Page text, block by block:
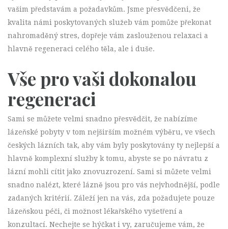
vašim představám a požadavkům. Jsme přesvědčeni, že
kvalita námi poskytovaných služeb vám pomůže překonat
nahromaděný stres, dopřeje vám zaslouženou relaxaci a
hlavně regeneraci celého těla, ale i duše.
Vše pro vaši dokonalou
regeneraci
Sami se můžete velmi snadno přesvědčit, že nabízíme
lázeňské pobyty v tom nejširším možném výběru, ve všech
českých lázních tak, aby vám byly poskytovány ty nejlepší a
hlavně komplexní služby k tomu, abyste se po návratu z
lázní mohli cítit jako znovuzrození. Sami si můžete velmi
snadno nalézt, které lázně jsou pro vás nejvhodnější, podle
zadaných kritérií. Záleží jen na vás, zda požadujete pouze
lázeňskou péči, či možnost lékařského vyšetření a
konzultací. Nechejte se hýčkat i vy, zaručujeme vám, že